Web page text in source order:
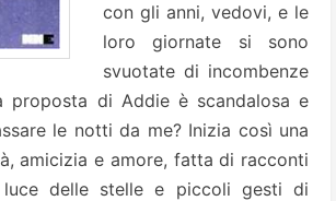
con gli anni, vedovi, e le
loro giornate si sono
svuotate di incombenze
proposta di Addie è scandalosa e
le notti da me? Inizia così una
amicizia e amore, fatta di racconti
luce delle stelle e piccoli gesti di